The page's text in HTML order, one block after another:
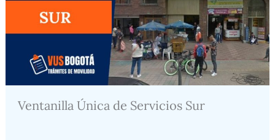
Ventanilla Única de Servicios Sur